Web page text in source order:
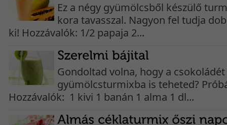
Ez a négy gyümölcsből készülő
kora tavasszal. Nagyon fel tudja
ki! Hozzávalók: 1/2 papaja 2...
Gondoltad volna, hogy a csokoládét
gyümölcsturmixba is teheted?
Hozzávalók: 1 kivi 1 banán 1 alma 1 dl...